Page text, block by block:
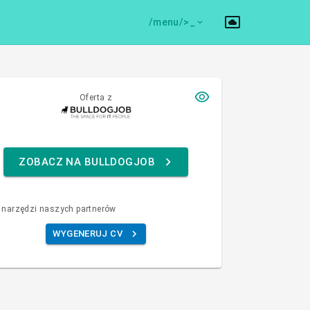
/menu/>
Oferta z
ZOBACZ NA BULLDOGJOB
narzędzi naszych partnerów
WYGENERUJ CV